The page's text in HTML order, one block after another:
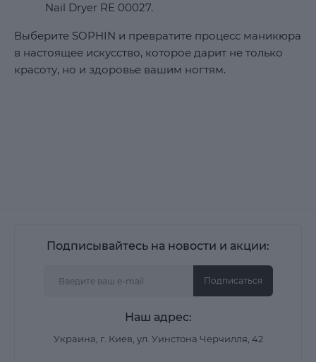
Nail Dryer RE 00027.
Выберите SOPHIN и превратите процесс маникюра
в настоящее искусство, которое дарит не только
красоту, но и здоровье вашим ногтям.
Подписывайтесь на новости и акции:
Подписаться
Наш адрес:
Украина, г. Киев, ул. Уинстона Черчилля, 42